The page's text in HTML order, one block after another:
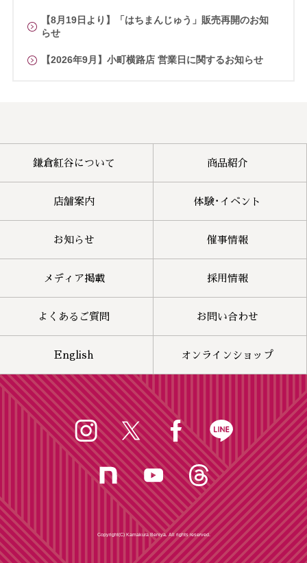
【8月19日より】「はちまんじゅう」販売再開のお知
らせ
【2026年9月】小町横路店 営業日に関するお知らせ
鎌倉紅谷について 商品紹介
店舗案内 体験･イベント
お知らせ 催事情報
メディア掲載 採用情報
よくあるご質問 お問い合わせ
English オンラインショップ
Copyright(C) Kamakura Beniya. All rights reserved.